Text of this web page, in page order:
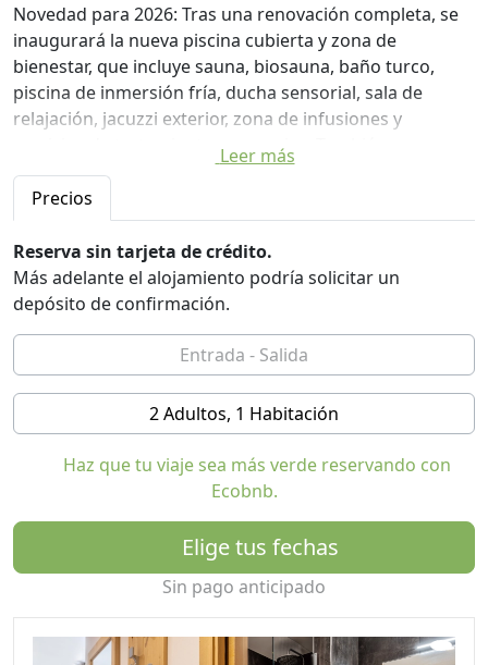
Novedad para 2026: Tras una renovación completa, se
inaugurará la nueva piscina cubierta y zona de
bienestar, que incluye sauna, biosauna, baño turco,
piscina de inmersión fría, ducha sensorial, sala de
relajación, jacuzzi exterior, zona de infusiones y
servicios de tratamientos y masajes. También se
construirá una nueva sala de juegos, con más espacio
dedicado a talleres creativos con materiales naturales y
oportunidades para explorar la zona. Esperamos darle
la bienvenida para una estancia agradable y
revitalizante.
El Hotel Miravalle en San Lorenzo Dorsino, Trentino, es
un hotel de gestión familiar situado en una ubicación
panorámica a los pies de los Dolomitas, en pleno
Parque Natural Adamello Brenta. Ofrece terraza con
vistas, tumbonas y aparcamiento gratuito. Gracias a su
atracciones como el Oasis de Nembia (4,2 km), el lago
de Molveno (8 km), Andalo y Paganella (12 km), Trento y
Riva del Garda (35 km) y Madonna di Campiglio (45 km).
Leer más
Precios
Reserva sin tarjeta de crédito.
Más adelante el alojamiento podría solicitar un
depósito de confirmación.
2 Adultos, 1 Habitación
Haz que tu viaje sea más verde reservando con
Ecobnb.
Elige tus fechas
Sin pago anticipado